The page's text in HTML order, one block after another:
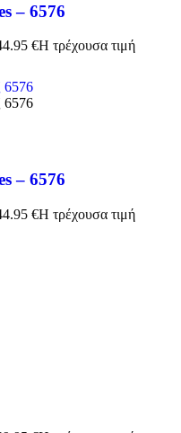
– 6576
€Η τρέχουσα τιμή
– 6576
€Η τρέχουσα τιμή